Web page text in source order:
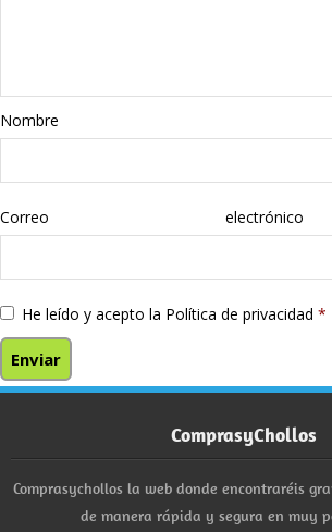
Stanley
libros
Correo
He leído y acepto la Política de privacidad *
ComprasyChollos
Comprasychollos la web donde encontraréis
de manera rápida y segura en muy